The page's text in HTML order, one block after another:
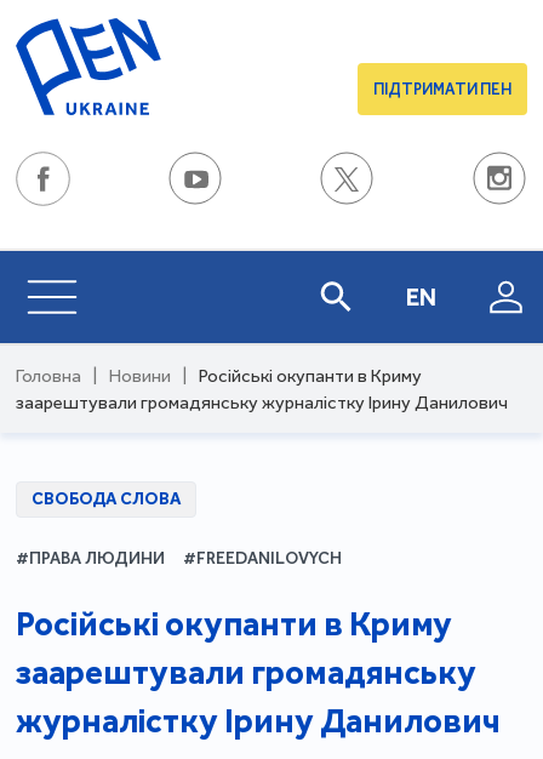
ПІДТРИМАТИ ПЕН
EN
Головна Новини
Російські окупанти в Криму
заарештували громадянську журналістку Ірину Данилович
СВОБОДА СЛОВА
#ПРАВА ЛЮДИНИ #FREEDANILOVYCH
Російські окупанти в Криму
заарештували громадянську
журналістку Ірину Данилович